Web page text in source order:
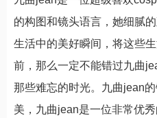
的构图和镜头语言，她细腻
生活中的美好瞬间，将这些
前，那么一定不能错过九曲
那些难忘的时光。九曲jean
美，九曲jean是一位非常优